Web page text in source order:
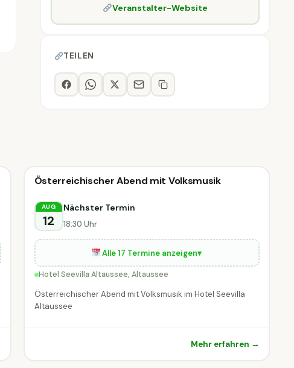
Veranstalter-Website
TEILEN
Konzert
Altaussee
Konzert DIESE WOCHE
Österreichischer Abend mit Volksmusik
AUG
12
Nächster Termin
18:30 Uhr
Alle 17 Termine anzeigen▾
Hotel Seevilla Altaussee, Altaussee
Österreichischer Abend mit Volksmusik im Hotel Seevilla
Altaussee
Mehr erfahren →